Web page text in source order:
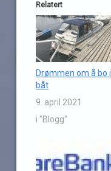
Relatert
Drømmen om å bo i
båt
9. april 2021
i "Blogg"